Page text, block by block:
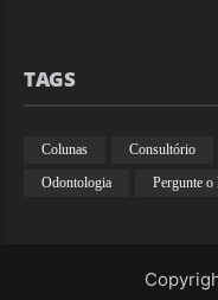
TAGS
Colunas Consultório
Odontologia
Pergunte o